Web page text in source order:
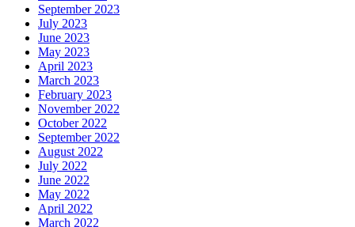
September 2023
July 2023
June 2023
May 2023
April 2023
March 2023
February 2023
November 2022
October 2022
September 2022
August 2022
July 2022
June 2022
May 2022
April 2022
March 2022